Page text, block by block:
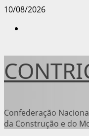
Avançar
10/08/2026
Confederação
da Construção e do